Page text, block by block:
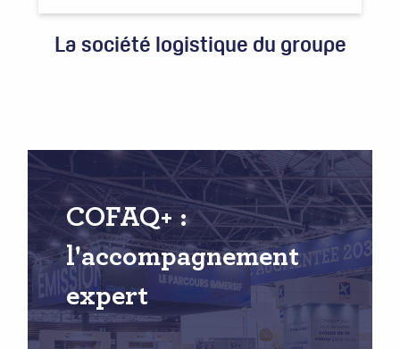
La société logistique du groupe
COFAQ+ :
l'accompagnement
expert